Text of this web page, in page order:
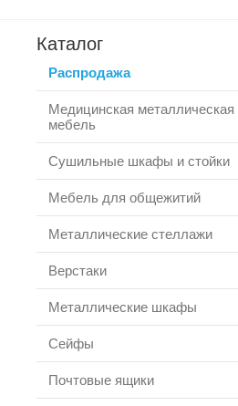
Каталог
Распродажа
Медицинская металлическая
мебель
Сушильные шкафы и стойки
Мебель для общежитий
Металлические стеллажи
Верстаки
Металлические шкафы
Сейфы
Почтовые ящики